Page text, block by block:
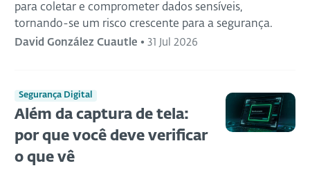
para coletar e comprometer dados sensíveis,
tornando-se um risco crescente para a segurança.
David González Cuautle • 31 Jul 2026
Segurança Digital
Além da captura de tela:
por que você deve verificar
o que vê